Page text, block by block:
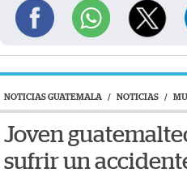
NOTICIAS GUATEMALA / NOTICIAS /
Joven
sufrir un